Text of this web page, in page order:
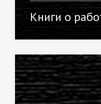
Книги о